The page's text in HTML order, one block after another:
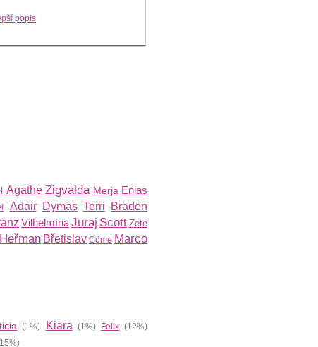
popis
Agathe Zigvalda Merja Enias
Adair Dymas Terri Braden
VilhelmínaJuraj Scott Zete
Heřman Břetislav Côme Marco
(1%) Kiara(1%) Felix(12%)